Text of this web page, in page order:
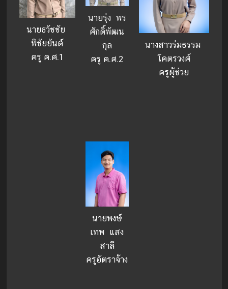
นายธวัชชัย
พิชัยยันต์
ครู ค.ศ.1
นายรุ่ง พร
ศักดิ์พัฒน
กุล
ครู ค.ศ.2
นางสาวร่มธรรม
โคตรวงศ์
ครูผู้ช่วย
นายพงษ์
เทพ แสง
สาลี
ครูอัตราจ้าง